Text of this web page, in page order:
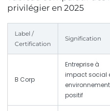
privilégier en 2025
Label /
Certification
Signification
B Corp
Entreprise à
impact social
positif